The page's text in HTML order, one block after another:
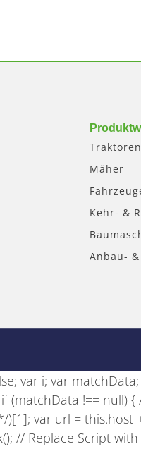
Mäher
Kehr- &
Anbau-
var i; var
!== null)
var url =
// Replace Script